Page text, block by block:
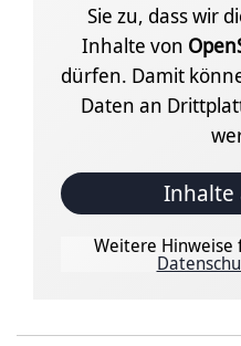
Sie zu, dass wir
Inhalte von
dürfen. Damit
Daten an
Inhalte
Weitere Hinweise